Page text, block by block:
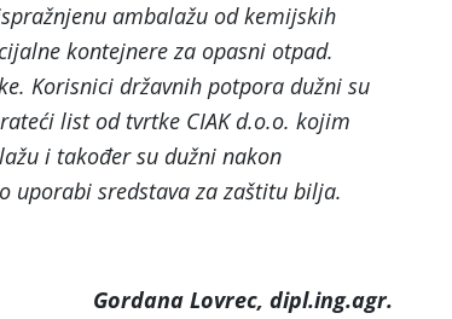
ambalažu od kemijskih
kontejnere za opasni otpad.
Korisnici državnih potpora dužni su
list od tvrtke CIAK d.o.o. kojim
i također su dužni nakon
uporabi sredstava za zaštitu bilja.
Gordana Lovrec, dipl.ing.agr.